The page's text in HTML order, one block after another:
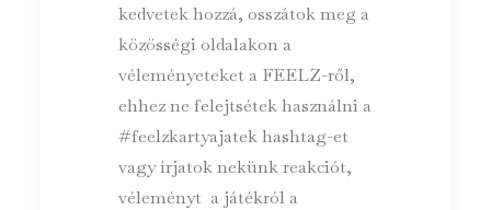
kedvetek hozzá, osszátok meg a
közösségi oldalakon a
véleményeteket a FEELZ-ről,
ehhez ne felejtsétek használni a
#feelzkartyajatek hashtag-et
vagy írjatok nekünk reakciót,
véleményt a játékról a